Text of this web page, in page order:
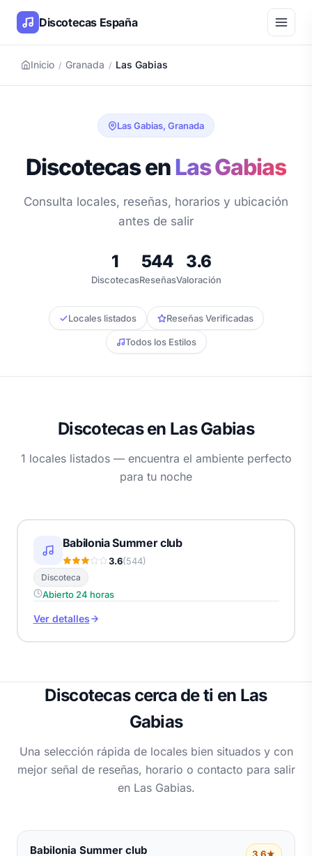
Discotecas España
Inicio / Granada / Las Gabias
Las Gabias, Granada
Discotecas enLas Gabias
Consulta locales, reseñas, horarios y ubicación
antes de salir
1
Discotecas
544
Reseñas
3.6
Valoración
Locales listados Reseñas Verificadas
Todos los Estilos
Discotecas en Las Gabias
1 locales listados — encuentra el ambiente perfecto
para tu noche
Babilonia Summer club
3.6(544)
Discoteca
Abierto 24 horas
Ver detalles
Discotecas cerca de ti en Las
Gabias
Una selección rápida de locales bien situados y con
mejor señal de reseñas, horario o contacto para salir
en Las Gabias.
Babilonia Summer club 3.6★